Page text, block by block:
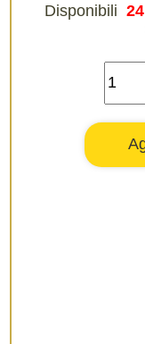
Disponibili 24